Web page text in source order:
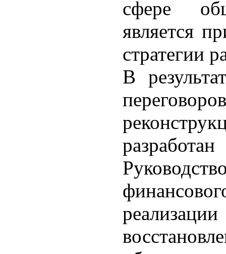
сфере
является
стратегии
В